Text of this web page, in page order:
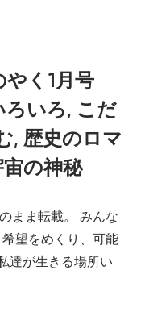
やく1月号
ろいろ, こだ
, 歴史のロマ
の神秘
まま転載。 みんな
望をめくり、可能
達が生きる場所い